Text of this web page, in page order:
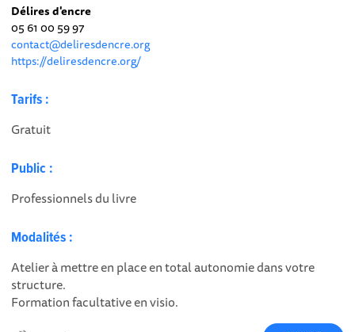
Délires d'encre
05 61 00 59 97
contact@deliresdencre.org
https://deliresdencre.org/
Tarifs :
Gratuit
Public :
Professionnels du livre
Modalités :
Atelier à mettre en place en total autonomie dans votre
structure.
Formation facultative en visio.